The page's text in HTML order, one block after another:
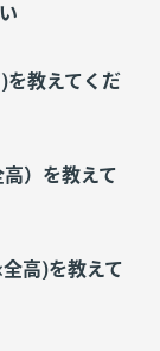
を教えてくだ
）を教えて
高)を教えて